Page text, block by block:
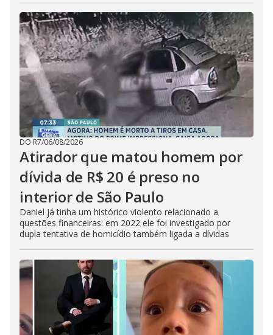
DO R7/06/08/2026
Atirador que matou homem por
dívida de R$ 20 é preso no
interior de São Paulo
Daniel já tinha um histórico violento relacionado a
questões financeiras: em 2022 ele foi investigado por
dupla tentativa de homicídio também ligada a dívidas